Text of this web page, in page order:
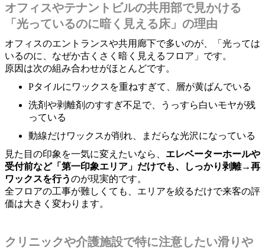
オフィスやテナントビルの共用部で見かける
「光っているのに暗く見える床」の理由
オフィスのエントランスや共用廊下で多いのが、「光っては
いるのに、なぜか古くさく暗く見えるフロア」です。
原因は次の組み合わせがほとんどです。
Pタイルにワックスを重ねすぎて、層が黄ばんでいる
洗剤や剥離剤のすすぎ不足で、うっすら白いモヤが残
っている
動線だけワックスが削れ、まだらな光沢になっている
見た目の印象を一気に変えたいなら、 エレベーターホールや
受付前など「第一印象エリア」だけでも、しっかり剥離→再
ワックスを行うのが現実的です。
全フロアの工事が難しくても、エリアを絞るだけで来客の評
価は大きく変わります。
クリニックや介護施設で特に注意したい滑りや